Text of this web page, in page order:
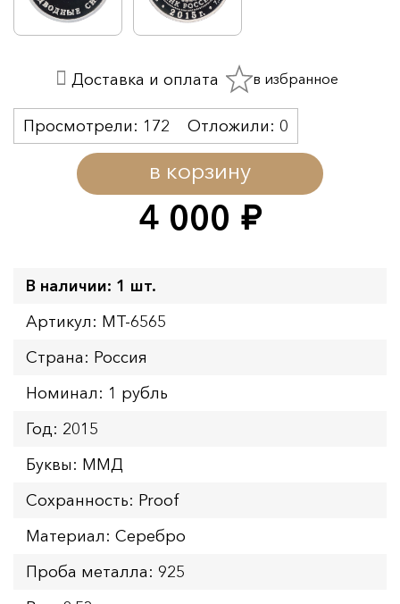
4 000 руб.
в корзину
Просмотрели: 172 Отложили: 0
Доставка и оплата в избранное
В наличии: 1 шт.
Артикул: MT-6565
Страна: Россия
Номинал: 1 рубль
Год: 2015
Буквы: ММД
Сохранность: Proof
Материал: Серебро
Проба металла: 925